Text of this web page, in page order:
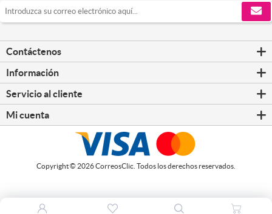
Contáctenos
Información
Servicio al cliente
Mi cuenta
Copyright © 2026 CorreosClic. Todos los derechos reservados.